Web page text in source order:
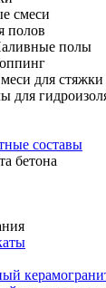
смеси
полов
полы
для стяжки
для
составы
бетона